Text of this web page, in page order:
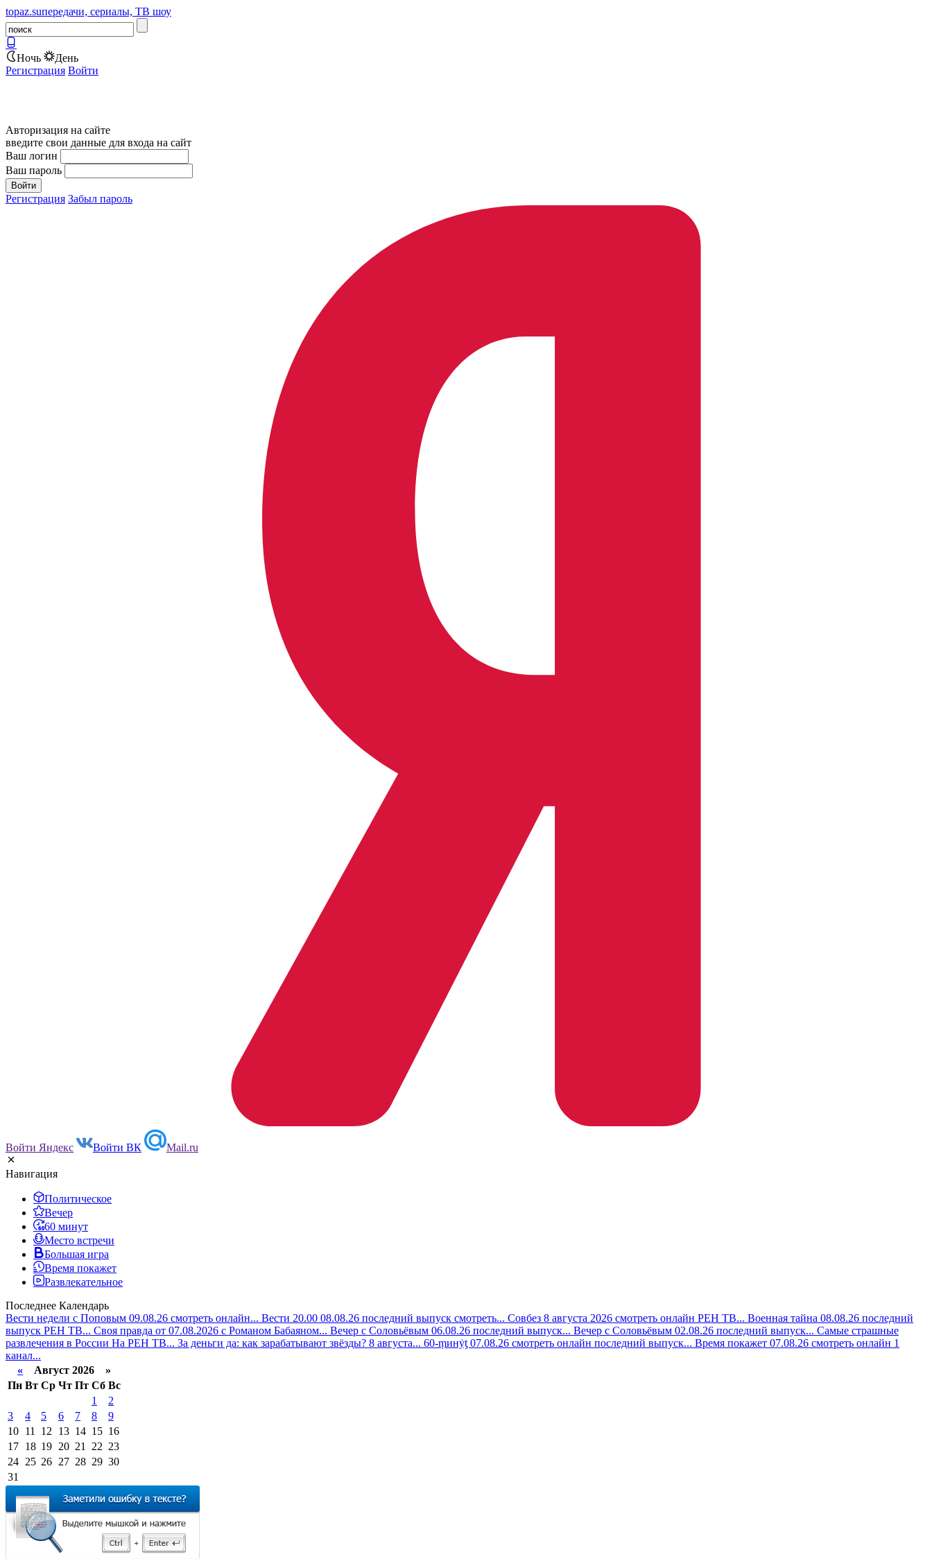
topaz.suпередачи, сериалы, ТВ шоу
Ночь
День
Регистрация Войти
Авторизация на сайте
введите свои данные для входа на сайт
Ваш логин
Ваш пароль
Регистрация Забыл пароль
Войти Яндекс Войти ВК Mail.ru
Навигация
Политическое
Вечер
60 минут
Место встречи
Большая игра
Время покажет
Развлекательное
Последнее Календарь
Вести недели с Поповым 09.08.26 смотреть онлайн... Вести 20.00 08.08.26 последний выпуск смотреть... Совбез 8 августа 2026 смотреть онлайн РЕН ТВ... Военная тайна 08.08.26 последний
выпуск РЕН ТВ... Своя правда от 07.08.2026 с Романом Бабаяном... Вечер с Соловьёвым 06.08.26 последний выпуск... Вечер с Соловьёвым 02.08.26 последний выпуск... Самые страшные
развлечения в России На РЕН ТВ... За деньги да: как зарабатывают звёзды? 8 августа... 60-ṃинẏƫ 07.08.26 смотреть онлайн последний выпуск... Время покажет 07.08.26 смотреть онлайн 1
канал...
« Август 2026 »
Пн Вт Ср Чт Пт Сб Вс
1
2
3
4 5 6 7 8
9
10 11 12 13 14 15 16
17 18 19 20 21 22 23
24 25 26 27 28 29 30
31